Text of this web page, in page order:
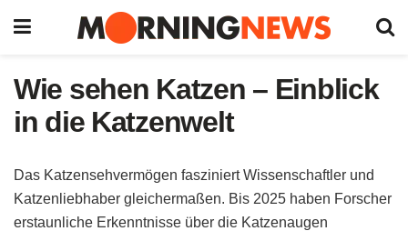
Wie sehen Katzen – Einblick
in die Katzenwelt
Das Katzensehvermögen fasziniert Wissenschaftler und
Katzenliebhaber gleichermaßen. Bis 2025 haben Forscher
erstaunliche Erkenntnisse über die Katzenaugen